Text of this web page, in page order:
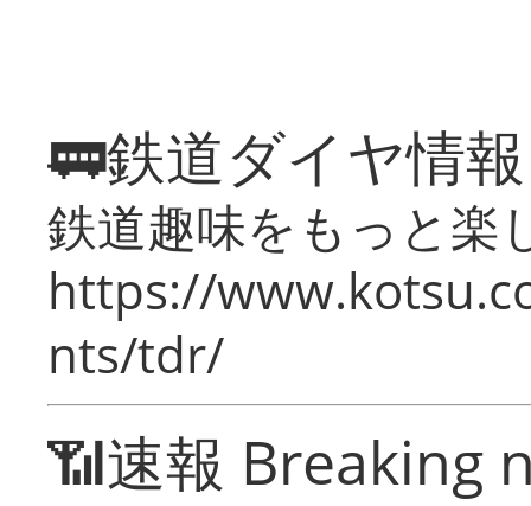
🚃鉄道ダイヤ情
鉄道趣味をもっと楽
https://
nts/tdr/
📶速報 Breaking